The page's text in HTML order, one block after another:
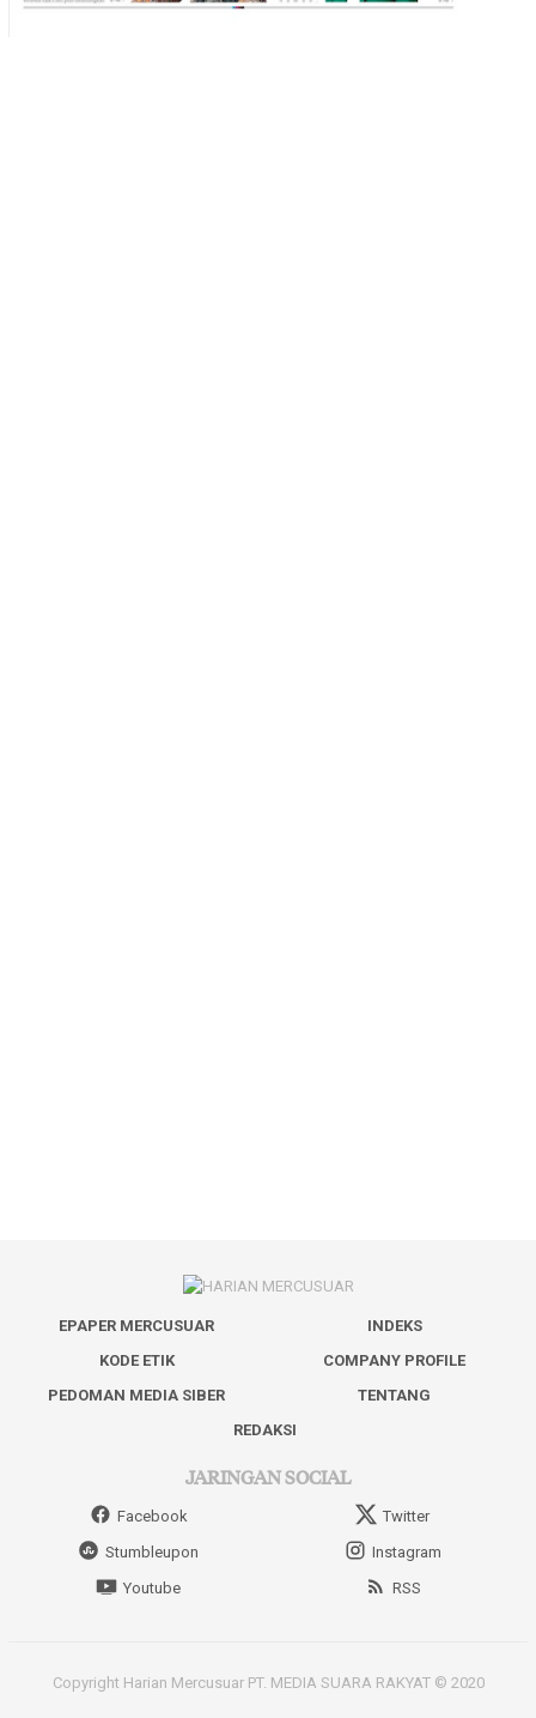
EPAPER MERCUSUAR
INDEKS
KODE ETIK
COMPANY PROFILE
PEDOMAN MEDIA SIBER
TENTANG
REDAKSI
JARINGAN SOCIAL
Facebook
Twitter
Stumbleupon
Instagram
Youtube
RSS
Copyright Harian Mercusuar PT. MEDIA SUARA RAKYAT © 2020